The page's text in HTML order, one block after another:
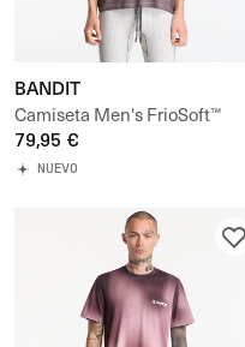
BANDIT
Camiseta Men's FrioSoft™
Perforated Box Tee
79,95 €
NUEVO